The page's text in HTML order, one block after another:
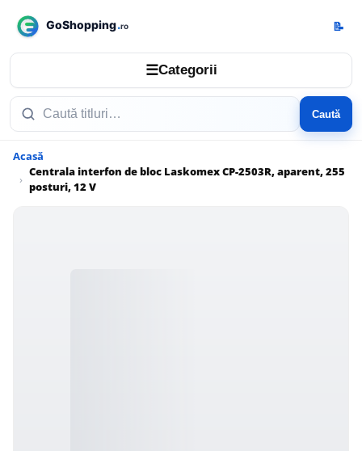
☰Categorii
Caută
📝
Acasă
Centrala interfon de bloc Laskomex CP-2503R, aparent, 255
posturi, 12 V